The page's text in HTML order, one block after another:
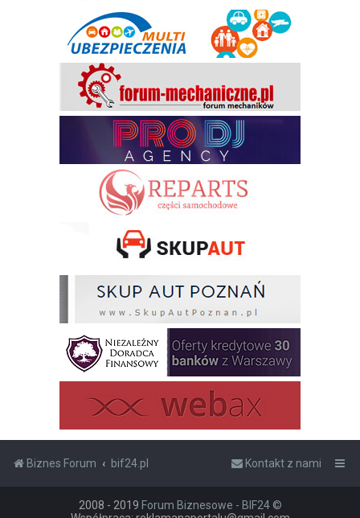
Biznes Forum bif24.pl Kontakt z nami
2008 - 2019 Forum Biznesowe - BIF24 ©